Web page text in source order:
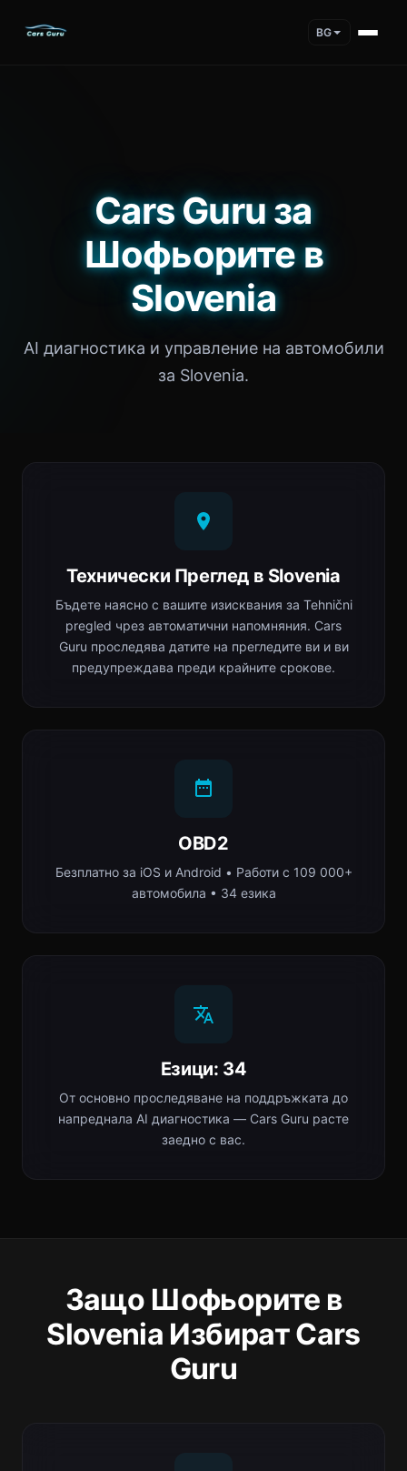
BG
Cars Guru за
Шофьорите в
Slovenia
AI диагностика и управление на автомобили
за Slovenia.
Технически Преглед в Slovenia
Бъдете наясно с вашите изисквания за Tehnični
pregled чрез автоматични напомняния. Cars
Guru проследява датите на прегледите ви и ви
предупреждава преди крайните срокове.
OBD2
Безплатно за iOS и Android • Работи с 109 000+
автомобила • 34 езика
Езици: 34
От основно проследяване на поддръжката до
напреднала AI диагностика — Cars Guru расте
заедно с вас.
Защо Шофьорите в
Slovenia Избират Cars
Guru